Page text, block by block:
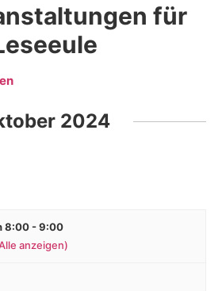
für
2024
8:00 -9:00
anzeigen)